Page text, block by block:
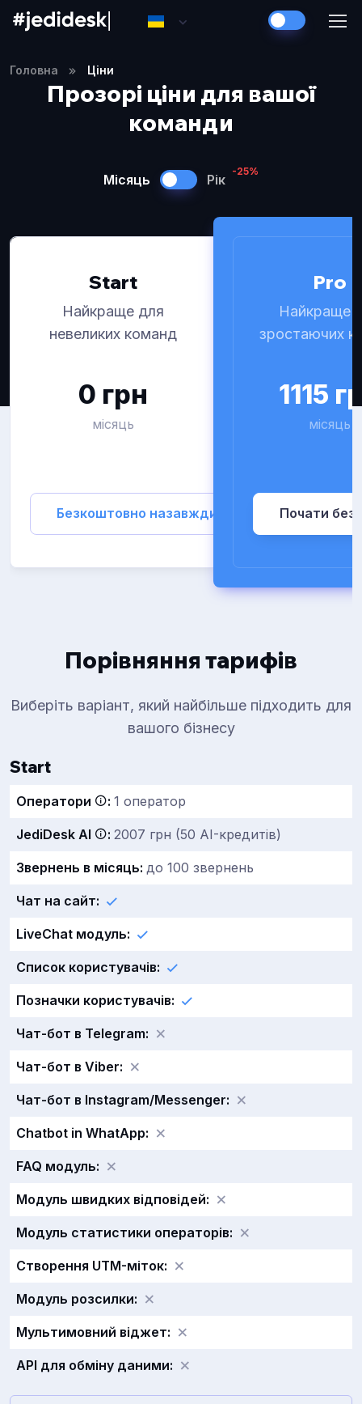
Головна Ціни
Прозорі ціни для вашої
команди
Місяць Рік
-25%
Start
Найкраще для
невеликих команд
0 грн
місяць
Безкоштовно назавжди
Pro
Найкраще
зростаючих
1115
місяць
Почати
Порівняння тарифів
Виберіть варіант, який найбільше підходить для
вашого бізнесу
Start
Оператори : 1 оператор
JediDesk AI : 2007 грн (50 AI-кредитів)
Звернень в місяць: до 100 звернень
Чат на сайт:
LiveChat модуль:
Список користувачів:
Позначки користувачів:
Чат-бот в Telegram:
Чат-бот в Viber:
Чат-бот в Instagram/Messenger:
Chatbot in WhatApp:
FAQ модуль:
Модуль швидких відповідей:
Модуль статистики операторів:
Створення UTM-міток:
Модуль розсилки:
Мультимовний віджет:
API для обміну даними: